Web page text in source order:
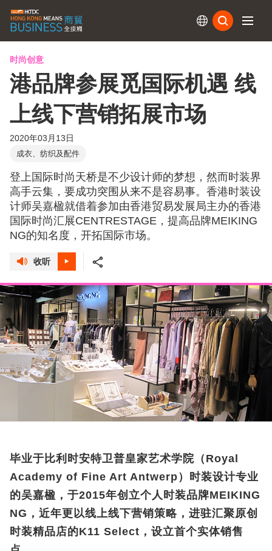
时尚创意
港品牌参展觅国际机遇 线
上线下营销拓展市场
2020年03月13日
成衣、纺织及配件
登上国际时尚天桥是不少设计师的梦想，然而时装界
高手云集，要成功突围从来不是容易事。香港时装设
计师吴嘉楹就借着参加由香港贸易发展局主办的香港
国际时尚汇展CENTRESTAGE，提高品牌MEIKING
NG的知名度，开拓国际市场。
收听
毕业于比利时安特卫普皇家艺术学院（Royal
Academy of Fine Art Antwerp）时装设计专业
的吴嘉楹，于2015年创立个人时装品牌MEIKING
NG，近年更以线上线下营销策略，进驻汇聚原创
时装精品店的K11 Select，设立首个实体销售